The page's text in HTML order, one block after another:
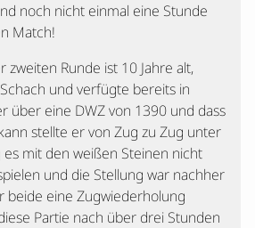
noch nicht einmal eine Stunde
Match!
zweiten Runde ist 10 Jahre alt,
und verfügte bereits in
über eine DWZ von 1390 und dass
stellte er von Zug zu Zug unter
es mit den weißen Steinen nicht
und die Stellung war nachher
beide eine Zugwiederholung
Partie nach über drei Stunden